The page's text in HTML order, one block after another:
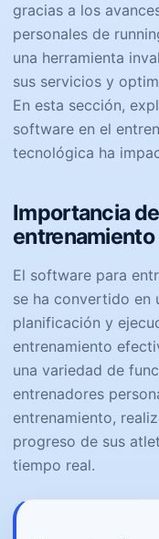
gracias a los
personales de
una herramienta
sus servicios y
En esta sección,
software en el
tecnológica ha
Importancia
entrenamiento
El software para
se ha convertido en
planificación y
entrenamiento
una variedad de
entrenadores
entrenamiento,
progreso de sus
tiempo real.